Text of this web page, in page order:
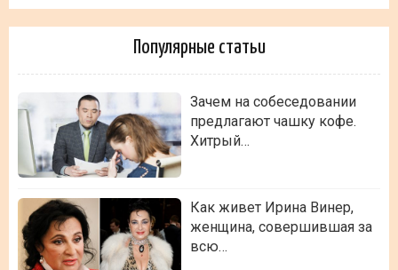
Популярные статьи
Зачем на собеседовании
предлагают чашку кофе.
Хитрый…
Как живет Ирина Винер,
женщина, совершившая за
всю…